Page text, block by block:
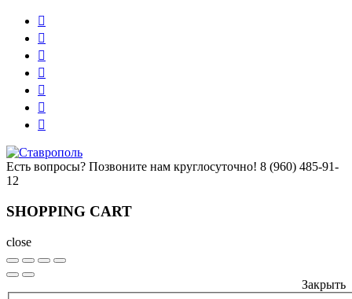
Есть вопросы? Позвоните нам круглосуточно! 8 (960) 485-91-
12
SHOPPING CART
close
Закрыть